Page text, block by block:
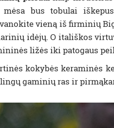
mėsa bus tobulai
vieną iš firminių
idėjų. O itališkos
ližės iki patogaus
kokybės keraminės
gaminių ras ir